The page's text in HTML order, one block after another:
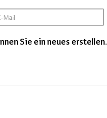
Sie ein neues erstellen.